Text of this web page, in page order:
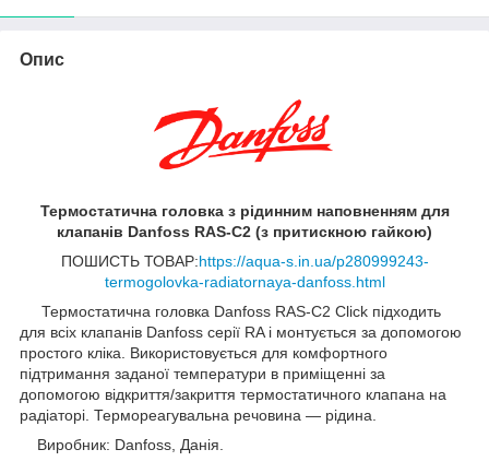
Опис
Термостатична головка з рідинним наповненням для
клапанів Danfoss RAS-C2 (з притискною гайкою)
ПОШИСТЬ ТОВАР:https://aqua-s.in.ua/p280999243-
termogolovka-radiatornaya-danfoss.html
Термостатична головка Danfoss RAS-C2 Click підходить
для всіх клапанів Danfoss серії RA і монтується за допомогою
простого кліка. Використовується для комфортного
підтримання заданої температури в приміщенні за
допомогою відкриття/закриття термостатичного клапана на
радіаторі. Термореагувальна речовина — рідина.
Виробник: Danfoss, Данія.